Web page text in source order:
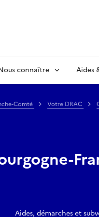
connaître Aides
Comté Votre DRAC
Aides, démarches et